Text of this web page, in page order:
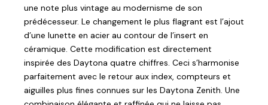
une note plus vintage au modernisme de son
prédécesseur. Le changement le plus flagrant est l’ajout
d’une lunette en acier au contour de l’insert en
céramique. Cette modification est directement
inspirée des Daytona quatre chiffres. Ceci s’harmonise
parfaitement avec le retour aux index, compteurs et
aiguilles plus fines connues sur les Daytona Zenith. Une